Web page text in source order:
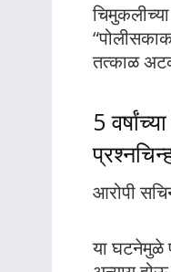
तत्काळ
5
आरोपी
या घटनेमुळे